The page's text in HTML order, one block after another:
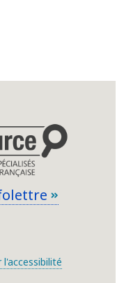
l'accessibilité